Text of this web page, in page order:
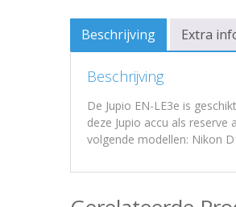
Beschrijving Extra
Beschrijving
De Jupio EN-LE3e is
deze Jupio accu als
volgende modellen: Nikon